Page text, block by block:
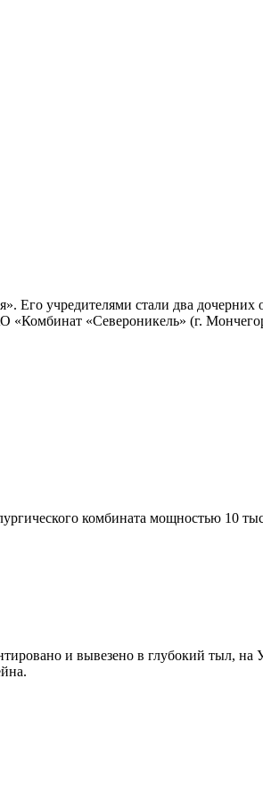
Его учредителями стали два
«Североникель» (г.
комбината мощностью 10
и вывезено в глубокий тыл,